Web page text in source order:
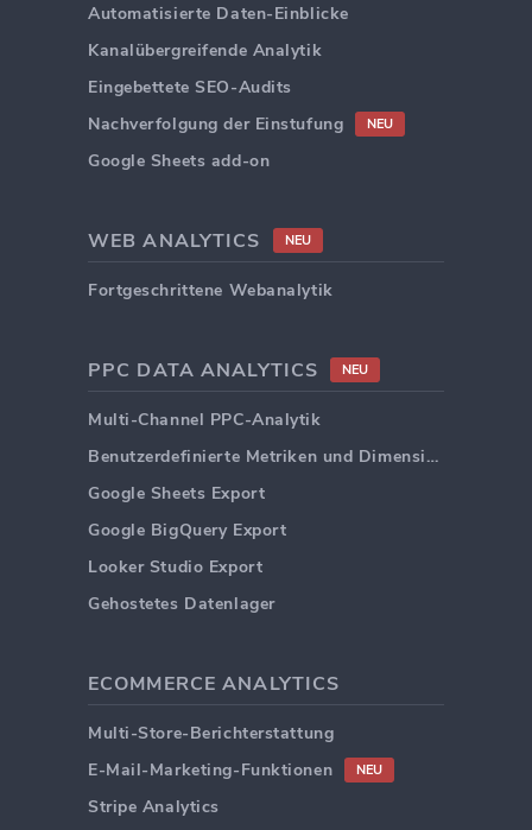
Automatisierte Daten-Einblicke
Kanalübergreifende Analytik
Eingebettete SEO-Audits
Nachverfolgung der Einstufung
NEU
Google Sheets add-on
WEB ANALYTICS NEU
Fortgeschrittene Webanalytik
PPC DATA ANALYTICS NEU
Multi-Channel PPC-Analytik
Benutzerdefinierte Metriken und Dimensionen
Google Sheets Export
Google BigQuery Export
Looker Studio Export
Gehostetes Datenlager
ECOMMERCE ANALYTICS
Multi-Store-Berichterstattung
E-Mail-Marketing-Funktionen
NEU
Stripe Analytics